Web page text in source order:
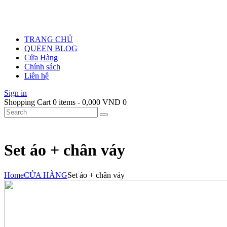
TRANG CHỦ
QUEEN BLOG
Cửa Hàng
Chính sách
Liên hệ
Sign in
Shopping Cart 0 items - 0,000 VND 0
Set áo + chân váy
HomeCỬA HÀNGSet áo + chân váy